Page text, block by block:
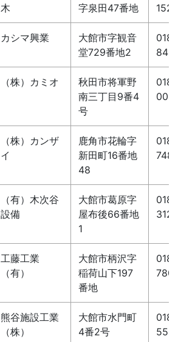
木
字泉田47番地
1525
カシマ興業
大館市字観音
堂729番地2
8431
（株）カミオ
秋田市将軍野
南三丁目9番4
号
（株）カンザ
イ
鹿角市花輪字
新田町16番地
48
（有）木次谷
設備
大館市葛原字
屋布後66番地
1
3126
工藤工業
（有）
大館市柄沢字
稲荷山下197
番地
熊谷施設工業
（株）
大館市水門町
4番2号